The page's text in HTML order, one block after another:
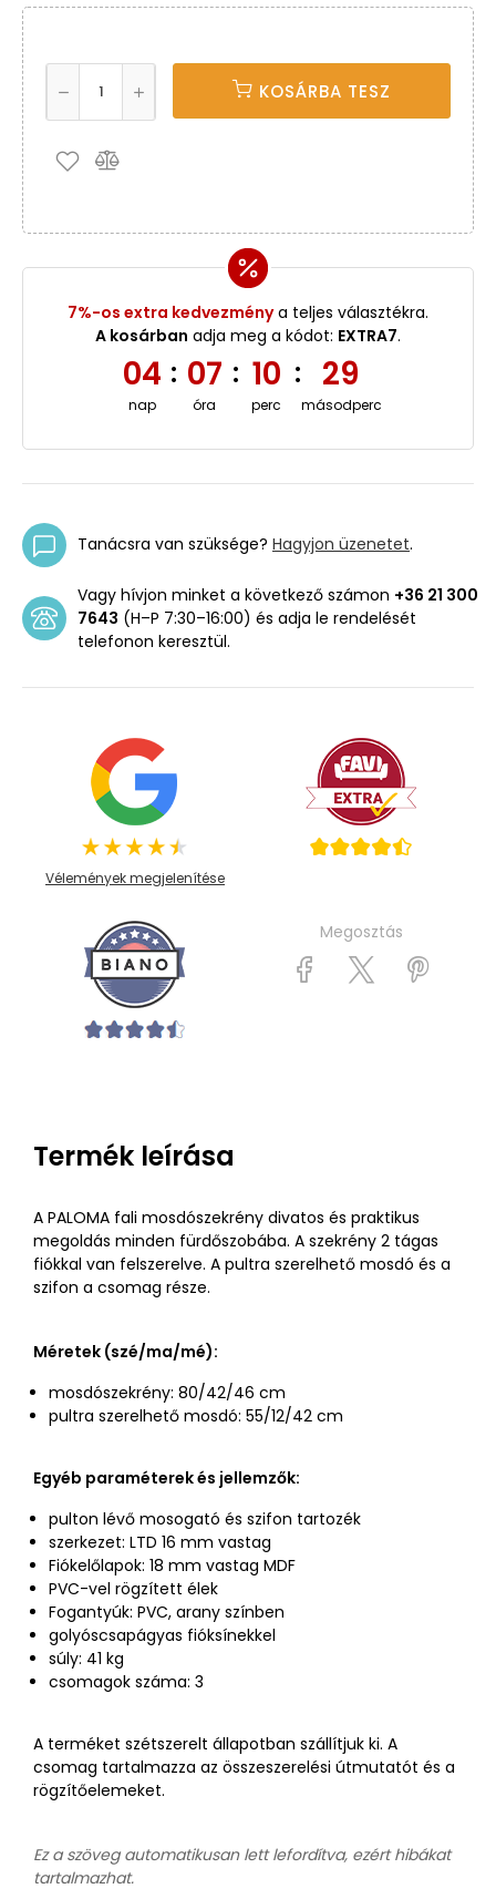
KOSÁRBA TESZ
7%-os extra kedvezménya teljes választékra.
A kosárban adja meg a kódot: EXTRA7.
04
nap
: 07
óra
: 10
perc
: 29
másodperc
Tanácsra van szüksége? Hagyjon üzenetet.
Vagy hívjon minket a következő számon +36 21 300
7643 (H–P 7:30–16:00) és adja le rendelését
telefonon keresztül.
Vélemények megjelenítése
Megosztás
Termék leírása
A PALOMA fali mosdószekrény divatos és praktikus
megoldás minden fürdőszobába. A szekrény 2 tágas
fiókkal van felszerelve. A pultra szerelhető mosdó és a
szifon a csomag része.
Méretek (szé/ma/mé):
mosdószekrény: 80/42/46 cm
pultra szerelhető mosdó: 55/12/42 cm
Egyéb paraméterek és jellemzők:
pulton lévő mosogató és szifon tartozék
szerkezet: LTD 16 mm vastag
Fiókelőlapok: 18 mm vastag MDF
PVC-vel rögzített élek
Fogantyúk: PVC, arany színben
golyóscsapágyas fióksínekkel
súly: 41 kg
csomagok száma: 3
A terméket szétszerelt állapotban szállítjuk ki. A
csomag tartalmazza az összeszerelési útmutatót és a
rögzítőelemeket.
Ez a szöveg automatikusan lett lefordítva, ezért hibákat
tartalmazhat.